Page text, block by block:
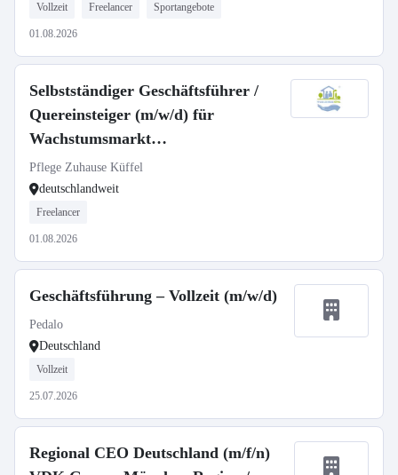
Vollzeit Freelancer Sportangebote
01.08.2026
Selbstständiger Geschäftsführer /
Quereinsteiger (m/w/d) für
Wachstumsmarkt
Seniorenbetreuung
Pflege Zuhause Küffel
deutschlandweit
Freelancer
01.08.2026
Geschäftsführung – Vollzeit (m/w/d)
Pedalo
Deutschland
Vollzeit
25.07.2026
Regional CEO Deutschland (m/f/n)